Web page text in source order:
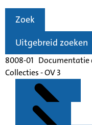
Zoek
Uitgebreid zoeken
8008-01 Documentatie
Collecties - OV 3